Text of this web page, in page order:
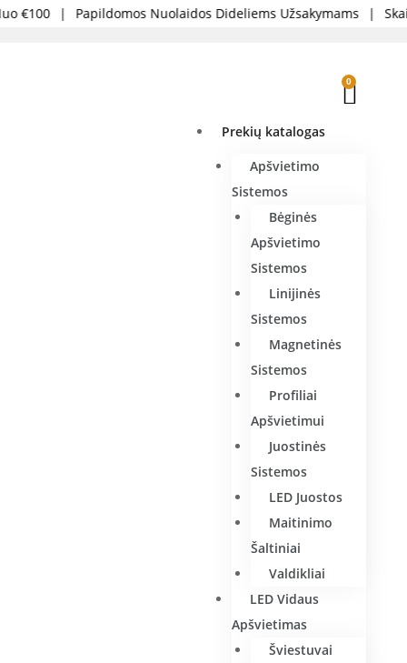
€100 | Papildomos Nuolaidos Dideliems Užsakymams |
0
Prekių katalogas
Apšvietimo
Sistemos
Bėginės
Apšvietimo
Sistemos
Linijinės
Sistemos
Magnetinės
Sistemos
Profiliai
Apšvietimui
Juostinės
Sistemos
LED Juostos
Maitinimo
Šaltiniai
Valdikliai
LED Vidaus
Apšvietimas
Šviestuvai